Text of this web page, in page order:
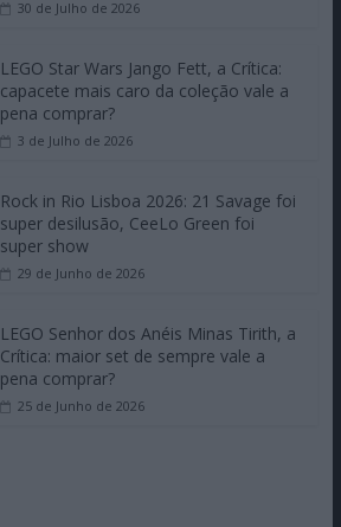
30 de Julho de 2026
LEGO Star Wars Jango Fett, a Crítica:
capacete mais caro da coleção vale a
pena comprar?
3 de Julho de 2026
Rock in Rio Lisboa 2026: 21 Savage foi
super desilusão, CeeLo Green foi
super show
29 de Junho de 2026
LEGO Senhor dos Anéis Minas Tirith, a
Crítica: maior set de sempre vale a
pena comprar?
25 de Junho de 2026